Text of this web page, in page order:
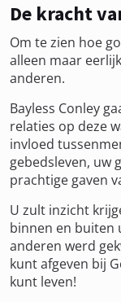
De kracht
Om te zien hoe
alleen maar
anderen.
Bayless Conley
relaties op deze
invloed
gebedsleven, uw
prachtige gaven
U zult inzicht
binnen en buiten
anderen werd
kunt afgeven bij
kunt leven!